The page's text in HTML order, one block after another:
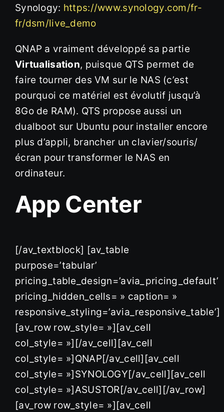
Synology: https://www.synology.com/fr-
fr/dsm/live_demo
QNAP a vraiment développé sa partie
Virtualisation, puisque QTS permet de
faire tourner des VM sur le NAS (c’est
pourquoi ce matériel est évolutif jusqu’à
8Go de RAM). QTS propose aussi un
dualboot sur Ubuntu pour installer encore
plus d’appli, brancher un clavier/souris/
écran pour transformer le NAS en
ordinateur.
App Center
[/av_textblock] [av_table
purpose=’tabular’
pricing_table_design=’avia_pricing_default’
pricing_hidden_cells= » caption= »
responsive_styling=’avia_responsive_table’]
[av_row row_style= »][av_cell
col_style= »][/av_cell][av_cell
col_style= »]QNAP[/av_cell][av_cell
col_style= »]SYNOLOGY[/av_cell][av_cell
col_style= »]ASUSTOR[/av_cell][/av_row]
[av_row row_style= »][av_cell